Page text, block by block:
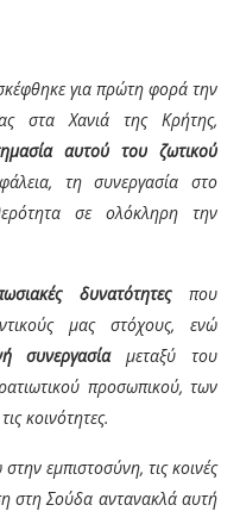
για πρώτη φορά την
στα Χανιά της Κρήτης,
αυτού του ζωτικού
τη συνεργασία στο
σε ολόκληρη την
δυνατότητεςπου
μας στόχους, ενώ
συνεργασίαμεταξύ του
προσωπικού, των
κοινότητες.
εμπιστοσύνη, τις κοινές
στη Σούδα αντανακλά αυτή